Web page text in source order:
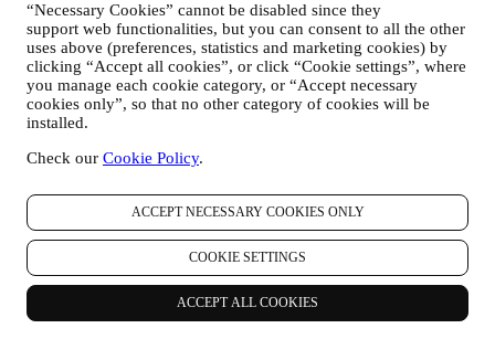
“Necessary Cookies” cannot be disabled since they
support web functionalities, but you can consent to all the other
uses above (preferences, statistics and marketing cookies) by
clicking “Accept all cookies”, or click “Cookie settings”, where
you manage each cookie category, or “Accept necessary
cookies only”, so that no other category of cookies will be
installed.
Check our Cookie Policy.
ACCEPT NECESSARY COOKIES ONLY
COOKIE SETTINGS
ACCEPT ALL COOKIES
tracciamento nelle e-mail), anche in combinazione con i vostri dati e
le vostre preferenze raccolte una volta che vi siete iscritti alle nostre
comunicazioni di marketing personalizzate. Utilizzeremo tali
informazioni per gestire la nostra pubblicità su altri siti, concedere
l’accesso a contenuti specifici, personalizzare i contenuti o le offerte
che visualizzate sul Sito o, se avete acconsentito a ricevere le nostre
comunicazioni di marketing, per inviarvi messaggi pertinenti che
pensiamo possano essere rilevanti alle vostre aree di interesse. Non
sono contemplate altre finalità.
L’uso dei cookie è soggetto al vostro consenso. Se non desiderate
che tali informazioni vengano utilizzate per fornirvi annunci,
contenuti o messaggi basati sugli interessi, potete limitare l’utilizzo
delle informazioni riguardo alle vostre azioni online gestendo
l’impostazione dei cookie (tuttavia, dovete tenere conto che alcuni
cookie sono necessari per l’utilizzo del Sito). Siete pregati di
osservare che ciò non interromperà la ricezione di pubblicità in